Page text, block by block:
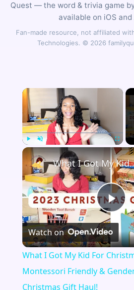
Quest — the word & trivia game
available on iOS and
Fan-made resource, not affiliated
Technologies. © 2026
×
Play Unmute Fullscreen
What I Got My Kid For Christmas
Watch on
What I Got My Kid For
Montessori Friendly &
Christmas Gift Haul!